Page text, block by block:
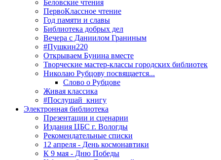
Беловские чтения
ПервоКлассное чтение
Год памяти и славы
Библиотека добрых дел
Вечера с Даниилом Граниным
#Пушкин220
Открываем Бунина вместе
Творческие мастер-классы городских библиотек
Николаю Рубцову посвящается...
Слово о Рубцове
Живая классика
#Послушай_книгу
Электронная библиотека
Презентации и сценарии
Издания ЦБС г. Вологды
Рекомендательные списки
12 апреля - День космонавтики
К 9 мая - Дню Победы